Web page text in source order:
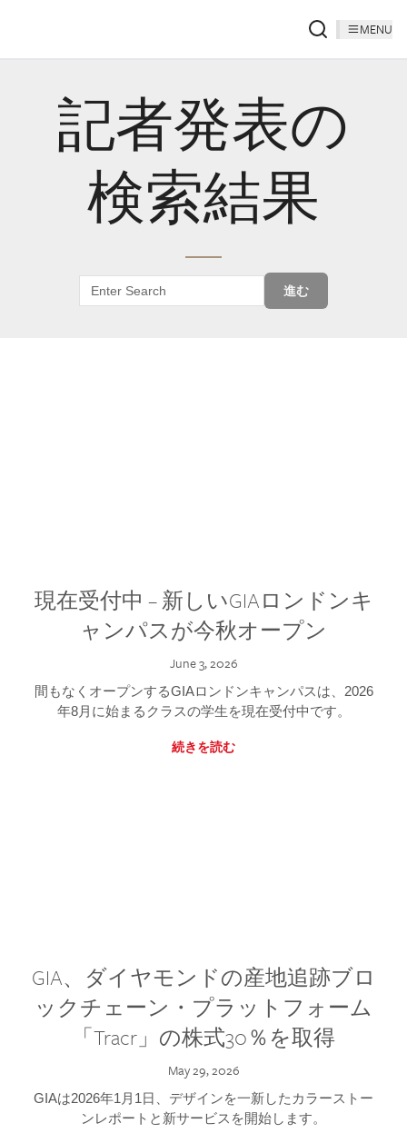
MENU
記者発表の
検索結果
進む
現在受付中 – 新しいGIAロンドンキ
ャンパスが今秋オープン
June 3, 2026
間もなくオープンするGIAロンドンキャンパスは、2026
年8月に始まるクラスの学生を現在受付中です。
続きを読む
GIA、ダイヤモンドの産地追跡ブロ
ックチェーン・プラットフォーム
「Tracr」の株式30％を取得
May 29, 2026
GIAは2026年1月1日、デザインを一新したカラーストー
ンレポートと新サービスを開始します。